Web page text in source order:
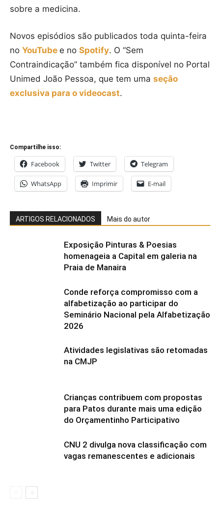
sobre a medicina.
Novos episódios são publicados toda quinta-feira
no YouTube e no Spotify. O “Sem
Contraindicação” também fica disponível no Portal
Unimed João Pessoa, que tem uma seção
exclusiva para o videocast.
Compartilhe isso:
Facebook Twitter Telegram
WhatsApp Imprimir E-mail
ARTIGOS RELACIONADOS Mais do autor
Exposição Pinturas & Poesias
homenageia a Capital em galeria na
Praia de Manaira
Conde reforça compromisso com a
alfabetização ao participar do
Seminário Nacional pela Alfabetização
2026
Atividades legislativas são retomadas
na CMJP
Crianças contribuem com propostas
para Patos durante mais uma edição
do Orçamentinho Participativo
CNU 2 divulga nova classificação com
vagas remanescentes e adicionais